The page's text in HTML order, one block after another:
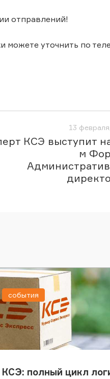
отправлений!
уточнить по
13
КСЭ выступит
м
КСЭ: полный цикл
события